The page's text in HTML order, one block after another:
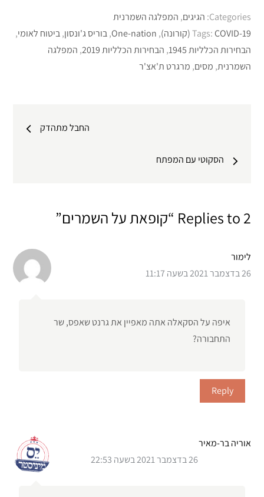
Categories: הגיגים, המפלגה השמרנית
Tags:COVID-19 (קורונה) ,
One-nation
,בוריס ג'ונסון,ביטוח לאומי,
הבחירות הכלליות 1945
, הבחירות הכלליות 2019 , המפלגה
השמרנית, מסים, מרגרט ת'אצ'ר
החבל מתהדק
הסקוטי עם המפתח
2 Replies to “קופאת על השמרים”
לימור
26 בדצמבר 2021 בשעה 11:17
איפה על הסקאלה אתה מאפיין את גרנט שאפס, שר
התחבורה?
Reply
אוריה בר-מאיר
26 בדצמבר 2021 בשעה 22:53